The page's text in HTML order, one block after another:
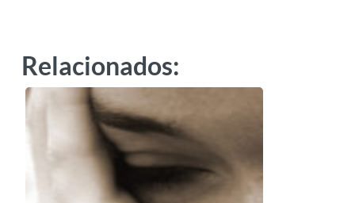
Relacionados: